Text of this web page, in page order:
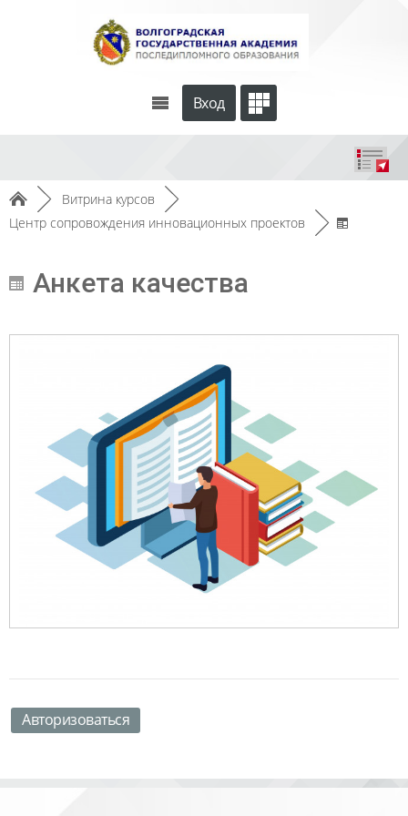
Вход
► Витрина курсов
►
Центр сопровождения инновационных проектов
►
Анкета качества
Авторизоваться